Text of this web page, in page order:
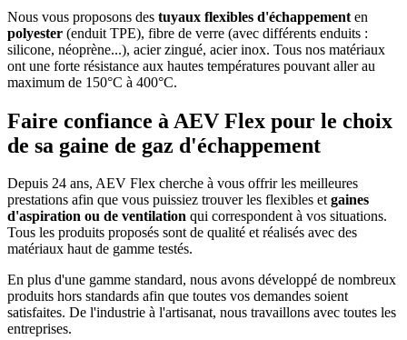
Nous vous proposons des tuyaux flexibles d'échappement en
polyester (enduit TPE), fibre de verre (avec différents enduits :
silicone, néoprène...), acier zingué, acier inox. Tous nos matériaux
ont une forte résistance aux hautes températures pouvant aller au
maximum de 150°C à 400°C.
Faire confiance à AEV Flex pour le choix
de sa gaine de gaz d'échappement
Depuis 24 ans, AEV Flex cherche à vous offrir les meilleures
prestations afin que vous puissiez trouver les flexibles etgaines
d'aspiration ou de ventilation qui correspondent à vos situations.
Tous les produits proposés sont de qualité et réalisés avec des
matériaux haut de gamme testés.
En plus d'une gamme standard, nous avons développé de nombreux
produits hors standards afin que toutes vos demandes soient
satisfaites. De l'industrie à l'artisanat, nous travaillons avec toutes les
entreprises.